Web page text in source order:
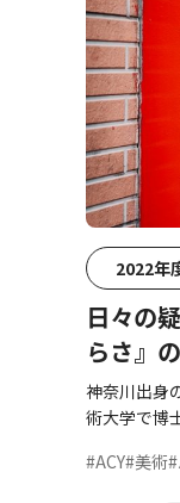
2022年
日々の
らさ』
未来さ
神奈川出身
術大学で博
#ACY#美術